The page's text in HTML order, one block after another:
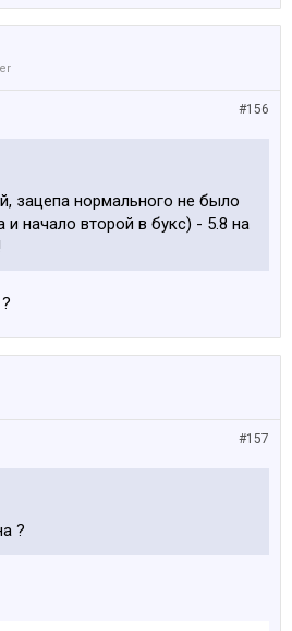
#156
зацепа нормального не было
и начало второй в букс) - 5.8 на
#157
?